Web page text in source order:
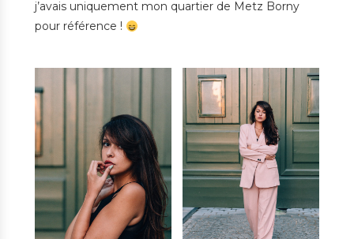
j’avais uniquement mon quartier de Metz Borny
pour référence !